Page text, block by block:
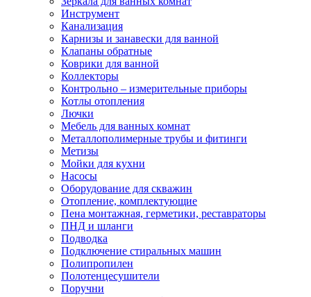
Инструмент
Канализация
Карнизы и занавески для ванной
Клапаны обратные
Коврики для ванной
Коллекторы
Контрольно – измерительные приборы
Котлы отопления
Лючки
Мебель для ванных комнат
Металлополимерные трубы и фитинги
Метизы
Мойки для кухни
Насосы
Оборудование для скважин
Отопление, комплектующие
Пена монтажная, герметики, реставраторы
ПНД и шланги
Подводка
Подключение стиральных машин
Полипропилен
Полотенцесушители
Поручни